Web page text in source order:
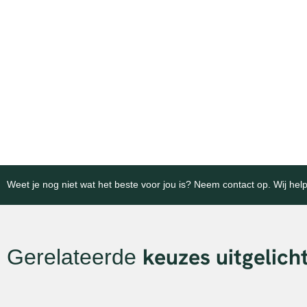
Weet je nog niet wat het beste voor jou is? Neem contact op. Wij
Gerelateerde keuzes